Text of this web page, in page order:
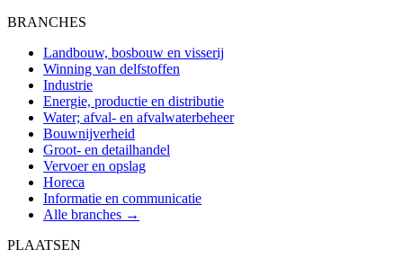
BRANCHES
Landbouw, bosbouw en visserij
Winning van delfstoffen
Industrie
Energie, productie en distributie
Water; afval- en afvalwaterbeheer
Bouwnijverheid
Groot- en detailhandel
Vervoer en opslag
Horeca
Informatie en communicatie
Alle branches →
PLAATSEN